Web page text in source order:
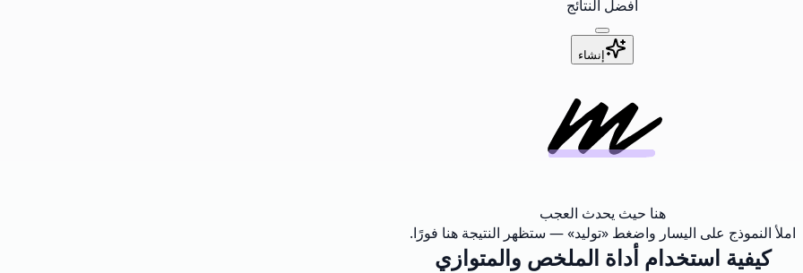
أفضل النتائج
إنشاء
هنا حيث يحدث العجب
املأ النموذج على اليسار واضغط «توليد» — ستظهر النتيجة هنا فورًا.
كيفية استخدام أداة الملخص والمتوازي